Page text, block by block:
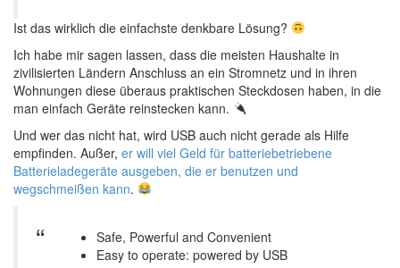
Ist das wirklich die einfachste denkbare Lösung?
Ich habe mir sagen lassen, dass die meisten Haushalte in
zivilisierten Ländern Anschluss an ein Stromnetz und in ihren
Wohnungen diese überaus praktischen Steckdosen haben, in die
man einfach Geräte reinstecken kann.
Und wer das nicht hat, wird USB auch nicht gerade als Hilfe
empfinden. Außer, er will viel Geld für batteriebetriebene
Batterieladegeräte ausgeben, die er benutzen und
wegschmeißen kann.
Safe, Powerful and Convenient
Easy to operate: powered by USB